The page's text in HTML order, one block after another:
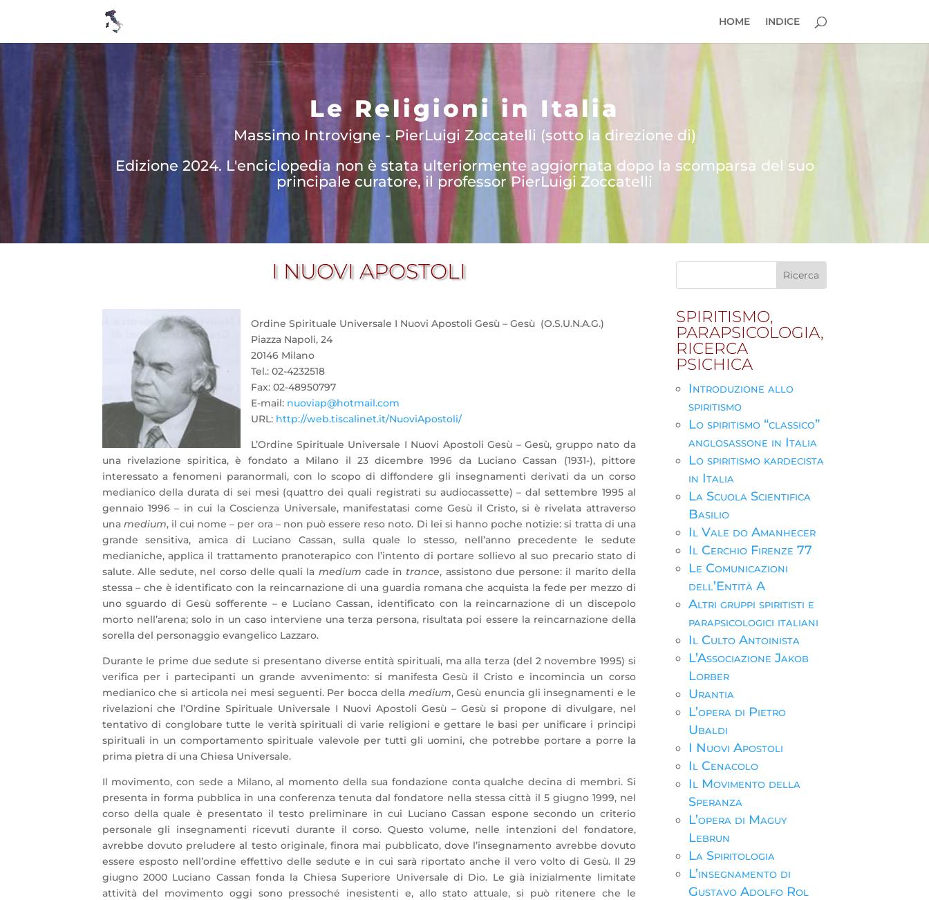
HOME INDICE
Le Religioni in Italia
Massimo Introvigne - PierLuigi Zoccatelli (sotto la direzione di)
Edizione 2024. L'enciclopedia non è stata ulteriormente aggiornata dopo la scomparsa del suo
principale curatore, il professor PierLuigi Zoccatelli
I NUOVI APOSTOLI
Ordine Spirituale Universale I Nuovi Apostoli Gesù – Gesù (O.S.U.N.A.G.)
Piazza Napoli, 24
20146 Milano
Tel.: 02-4232518
Fax: 02-48950797
E-mail: nuoviap@hotmail.com
URL: http://web.tiscalinet.it/NuoviApostoli/
L’Ordine Spirituale Universale I Nuovi Apostoli Gesù – Gesù, gruppo nato da
una rivelazione spiritica, è fondato a Milano il 23 dicembre 1996 da Luciano Cassan (1931-), pittore
interessato a fenomeni paranormali, con lo scopo di diffondere gli insegnamenti derivati da un corso
medianico della durata di sei mesi (quattro dei quali registrati su audiocassette) – dal settembre 1995 al
gennaio 1996 – in cui la Coscienza Universale, manifestatasi come Gesù il Cristo, si è rivelata attraverso
una medium, il cui nome – per ora – non può essere reso noto. Di lei si hanno poche notizie: si tratta di una
grande sensitiva, amica di Luciano Cassan, sulla quale lo stesso, nell’anno precedente le sedute
medianiche, applica il trattamento pranoterapico con l’intento di portare sollievo al suo precario stato di
salute. Alle sedute, nel corso delle quali la medium cade in trance, assistono due persone: il marito della
stessa – che è identificato con la reincarnazione di una guardia romana che acquista la fede per mezzo di
uno sguardo di Gesù sofferente – e Luciano Cassan, identificato con la reincarnazione di un discepolo
morto nell’arena; solo in un caso interviene una terza persona, risultata poi essere la reincarnazione della
sorella del personaggio evangelico Lazzaro.
Durante le prime due sedute si presentano diverse entità spirituali, ma alla terza (del 2 novembre 1995) si
verifica per i partecipanti un grande avvenimento: si manifesta Gesù il Cristo e incomincia un corso
medianico che si articola nei mesi seguenti. Per bocca della medium, Gesù enuncia gli insegnamenti e le
rivelazioni che l’Ordine Spirituale Universale I Nuovi Apostoli Gesù – Gesù si propone di divulgare, nel
tentativo di conglobare tutte le verità spirituali di varie religioni e gettare le basi per unificare i principi
spirituali in un comportamento spirituale valevole per tutti gli uomini, che potrebbe portare a porre la
prima pietra di una Chiesa Universale.
Il movimento, con sede a Milano, al momento della sua fondazione conta qualche decina di membri. Si
presenta in forma pubblica in una conferenza tenuta dal fondatore nella stessa città il 5 giugno 1999, nel
corso della quale è presentato il testo preliminare in cui Luciano Cassan espone secondo un criterio
personale gli insegnamenti ricevuti durante il corso. Questo volume, nelle intenzioni del fondatore,
avrebbe dovuto preludere al testo originale, finora mai pubblicato, dove l’insegnamento avrebbe dovuto
essere esposto nell’ordine effettivo delle sedute e in cui sarà riportato anche il vero volto di Gesù. Il 29
giugno 2000 Luciano Cassan fonda la Chiesa Superiore Universale di Dio. Le già inizialmente limitate
attività del movimento oggi sono pressoché inesistenti e, allo stato attuale, si può ritenere che le
SPIRITISMO,
PARAPSICOLOGIA,
RICERCA
PSICHICA
Introduzione allo
spiritismo
Lo spiritismo “classico”
anglosassone in Italia
Lo spiritismo kardecista
in Italia
La Scuola Scientifica
Basilio
Il Vale do Amanhecer
Il Cerchio Firenze 77
Le Comunicazioni
dell’Entità A
Altri gruppi spiritisti e
parapsicologici italiani
Il Culto Antoinista
L’Associazione Jakob
Lorber
Urantia
L’opera di Pietro
Ubaldi
I Nuovi Apostoli
Il Cenacolo
Il Movimento della
Speranza
L’opera di Maguy
Lebrun
La Spiritologia
L’insegnamento di
Gustavo Adolfo Rol